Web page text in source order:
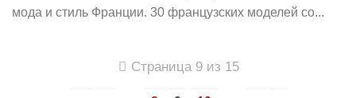
мода и стиль Франции. 30 французских моделей со...
Страница 9 из 15